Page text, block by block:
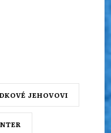
JEHOVOVI